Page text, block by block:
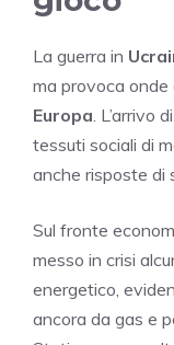
La guerra in
ma provoca onde
Europa .
tessuti sociali di
anche risposte di
Sul fronte
messo in crisi
energetico,
ancora da gas e